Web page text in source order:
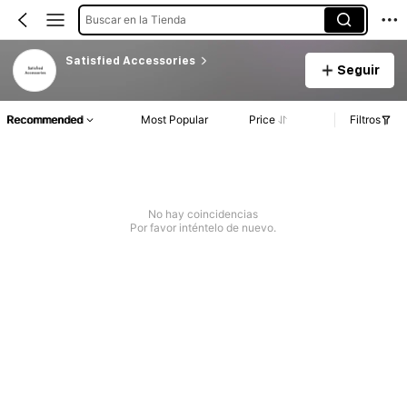
Buscar en la Tienda
Satisfied Accessories
Seguir
Recommended Most Popular Price Filtros
No hay coincidencias
Por favor inténtelo de nuevo.